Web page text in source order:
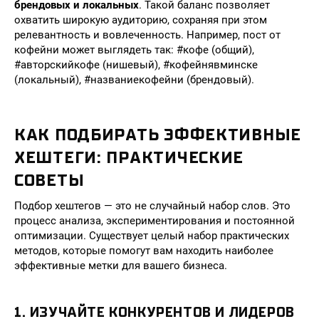
брендовых и локальных. Такой баланс позволяет
охватить широкую аудиторию, сохраняя при этом
релевантность и вовлеченность. Например, пост от
кофейни может выглядеть так: #кофе (общий),
#авторскийкофе (нишевый), #кофейнявминске
(локальный), #названиекофейни (брендовый).
КАК ПОДБИРАТЬ ЭФФЕКТИВНЫЕ
ХЕШТЕГИ: ПРАКТИЧЕСКИЕ
СОВЕТЫ
Подбор хештегов — это не случайный набор слов. Это
процесс анализа, экспериментирования и постоянной
оптимизации. Существует целый набор практических
методов, которые помогут вам находить наиболее
эффективные метки для вашего бизнеса.
1. ИЗУЧАЙТЕ КОНКУРЕНТОВ И ЛИДЕРОВ